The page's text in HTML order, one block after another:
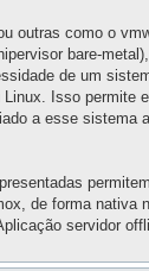
outras como o
bare-
de um
Isso permite
a esse sistema
de forma nativa
servidor